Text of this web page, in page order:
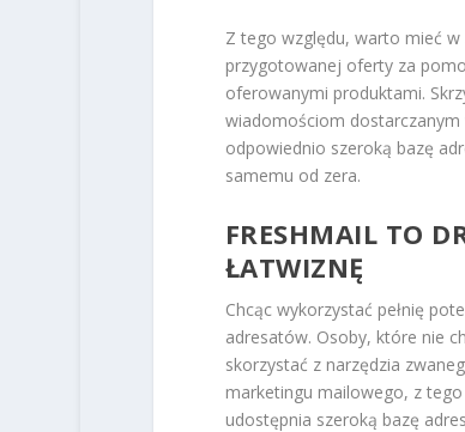
Z tego względu, warto mieć
przygotowanej oferty za
oferowanymi produktami.
wiadomościom dostarczanym
odpowiednio szeroką bazę
samemu od zera.
FRESHMAIL TO
ŁATWIZNĘ
Chcąc wykorzystać pełnię
adresatów. Osoby, które nie
skorzystać z narzędzia
marketingu mailowego, z
udostępnia szeroką bazę